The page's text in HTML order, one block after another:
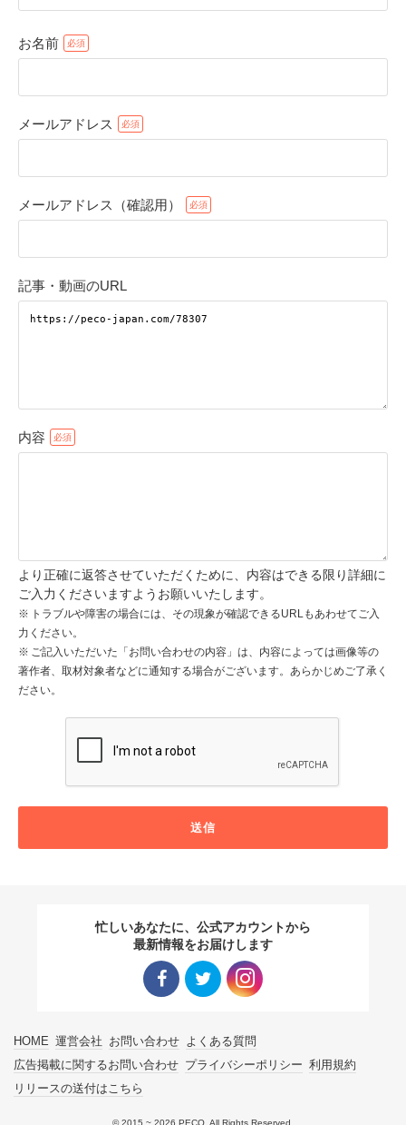
お名前
メールアドレス
メールアドレス（確認用）
記事・動画のURL
内容
より正確に返答させていただくために、内容はできる限り詳細に
ご入力くださいますようお願いいたします。
トラブルや障害の場合には、その現象が確認できるURLもあわせてご入
力ください。
ご記入いただいた「お問い合わせの内容」は、内容によっては画像等の
著作者、取材対象者などに通知する場合がございます。あらかじめご了承く
ださい。
送信
忙しいあなたに、公式アカウントから
最新情報をお届けします
HOME 運営会社 お問い合わせ よくある質問
広告掲載に関するお問い合わせ プライバシーポリシー 利用規約
リリースの送付はこちら
© 2015 ~ 2026 PECO. All Rights Reserved.
アプリで開く